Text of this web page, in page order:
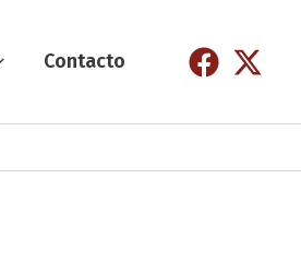
Contacto